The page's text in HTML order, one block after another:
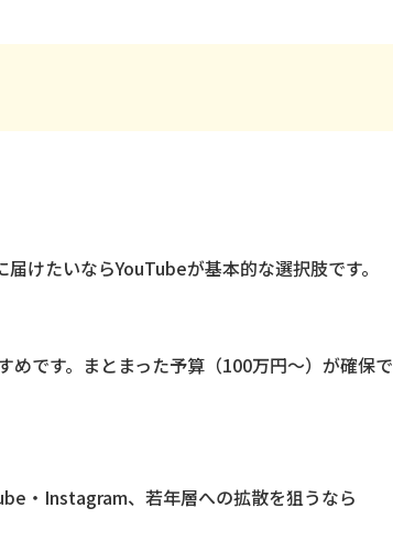
けたいならYouTubeが基本的な選択肢です。
です。まとまった予算（100万円〜）が確保で
・Instagram、若年層への拡散を狙うなら